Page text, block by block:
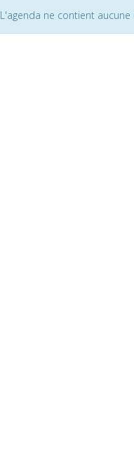
L'agenda ne contient